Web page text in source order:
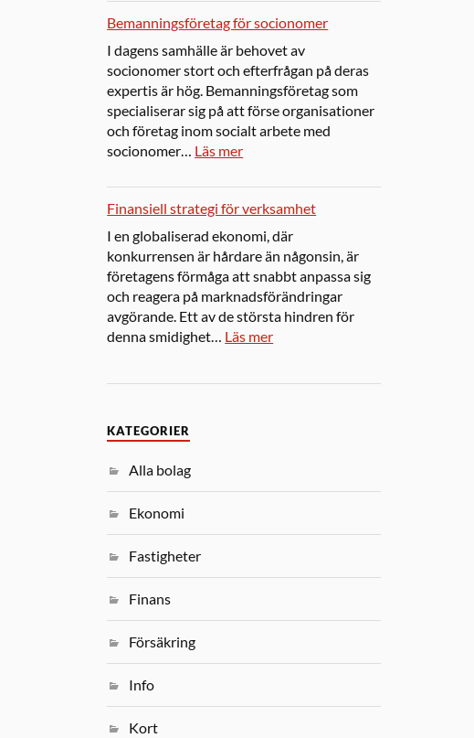
Bemanningsföretag för socionomer
I dagens samhälle är behovet av
socionomer stort och efterfrågan på deras
expertis är hög. Bemanningsföretag som
specialiserar sig på att förse organisationer
och företag inom socialt arbete med
socionomer… Läs mer
Finansiell strategi för verksamhet
I en globaliserad ekonomi, där
konkurrensen är hårdare än någonsin, är
företagens förmåga att snabbt anpassa sig
och reagera på marknadsförändringar
avgörande. Ett av de största hindren för
denna smidighet… Läs mer
KATEGORIER
Alla bolag
Ekonomi
Fastigheter
Finans
Försäkring
Info
Kort